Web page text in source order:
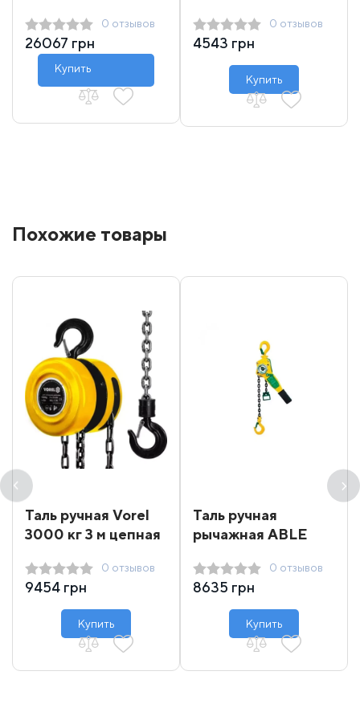
0 отзывов
26067 грн
Купить
0 отзывов
4543 грн
Купить
Похожие товары
Таль ручная Vorel
3000 кг 3 м цепная
0 отзывов
9454 грн
Купить
Таль ручная
рычажная ABLE
6 м
0 отзывов
8635 грн
Купить